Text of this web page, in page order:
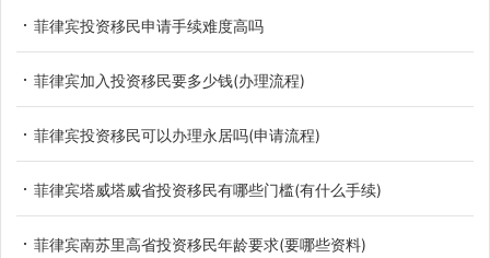
菲律宾投资移民申请手续难度高吗
菲律宾加入投资移民要多少钱(办理流程)
菲律宾投资移民可以办理永居吗(申请流程)
菲律宾塔威塔威省投资移民有哪些门槛(有什么手续)
菲律宾南苏里高省投资移民年龄要求(要哪些资料)